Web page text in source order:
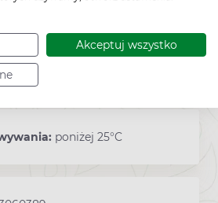
Akceptuj wszystko
poniżej 25°C